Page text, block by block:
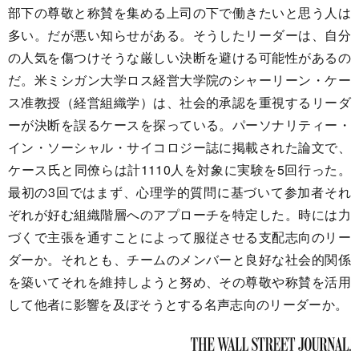
部下の尊敬と称賛を集める上司の下で働きたいと思う人は
多い。だが悪い知らせがある。そうしたリーダーは、自分
の人気を傷つけそうな厳しい決断を避ける可能性があるの
だ。米ミシガン大学ロス経営大学院のシャーリーン・ケー
ス准教授（経営組織学）は、社会的承認を重視するリーダ
ーが決断を誤るケースを探っている。パーソナリティー・
イン・ソーシャル・サイコロジー誌に掲載された論文で、
ケース氏と同僚らは計1110人を対象に実験を5回行った。
最初の3回ではまず、心理学的質問に基づいて参加者それ
ぞれが好む組織階層へのアプローチを特定した。時には力
づくで主張を通すことによって服従させる支配志向のリー
ダーか。それとも、チームのメンバーと良好な社会的関係
を築いてそれを維持しようと努め、その尊敬や称賛を活用
して他者に影響を及ぼそうとする名声志向のリーダーか。